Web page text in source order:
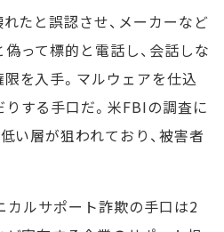
たと誤認させ、メーカーなど
って標的と電話し、会話しな
を入手。マルウェアを仕込
する手口だ。米FBIの調査に
い層が狙われており、被害者
カルサポート詐欺の手口は2